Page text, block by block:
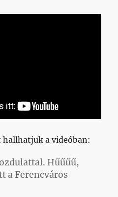
a videóban:
Hűűűű,
a Ferencváros